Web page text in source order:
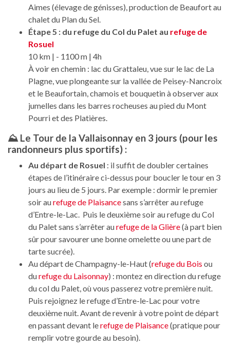
Aimes (élevage de génisses), production de Beaufort au
chalet du Plan du Sel.
Étape 5 : du refuge du Col du Palet au refuge de
Rosuel
10 km | - 1100 m | 4h
À voir en chemin : lac du Grattaleu, vue sur le lac de La
Plagne, vue plongeante sur la vallée de Peisey-Nancroix
et le Beaufortain, chamois et bouquetin à observer aux
jumelles dans les barres rocheuses au pied du Mont
Pourri et des Platières.
⛰️ Le Tour de la Vallaisonnay en 3 jours (pour les
randonneurs plus sportifs) :
Au départ de Rosuel : il suffit de doubler certaines
étapes de l’itinéraire ci-dessus pour boucler le tour en 3
jours au lieu de 5 jours. Par exemple : dormir le premier
soir aurefuge de Plaisancesans s’arrêter au refuge
d’Entre-le-Lac. Puis le deuxième soir au refuge du Col
du Palet sans s’arrêter aurefuge de la Glière(à part bien
sûr pour savourer une bonne omelette ou une part de
tarte sucrée).
Au départ de Champagny-le-Haut (refuge du Bois ou
durefuge du Laisonnay) : montez en direction du refuge
du col du Palet, où vous passerez votre première nuit.
Puis rejoignez le refuge d’Entre-le-Lac pour votre
deuxième nuit. Avant de revenir à votre point de départ
en passant devant lerefuge de Plaisance(pratique pour
remplir votre gourde au besoin).